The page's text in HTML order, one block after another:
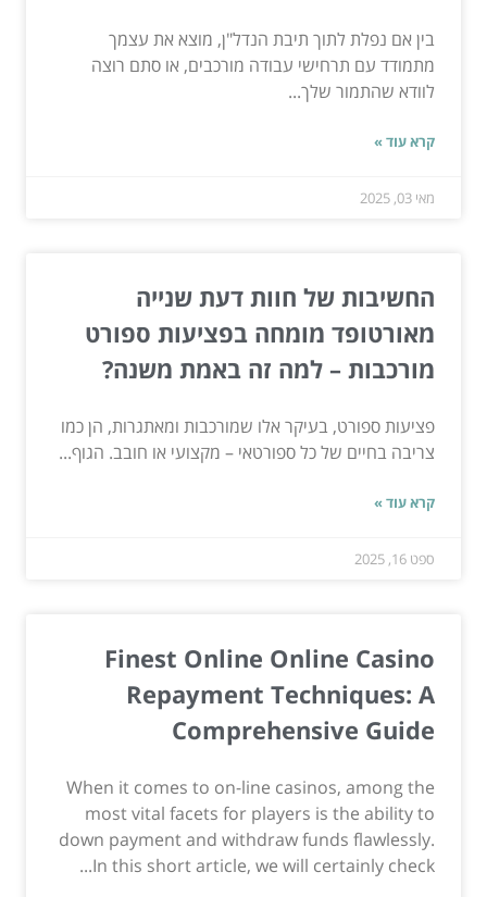
בין אם נפלת לתוך תיבת הנדל"ן, מוצא את עצמך
מתמודד עם תרחישי עבודה מורכבים, או סתם רוצה
לוודא שהתמור שלך...
קרא עוד »
מאי 03, 2025
החשיבות של חוות דעת שנייה
מאורטופד מומחה בפציעות ספורט
מורכבות – למה זה באמת משנה?
פציעות ספורט, בעיקר אלו שמורכבות ומאתגרות, הן כמו
צריבה בחיים של כל ספורטאי – מקצועי או חובב. הגוף...
קרא עוד »
ספט 16, 2025
Finest Online Online Casino
Repayment Techniques: A
Comprehensive Guide
When it comes to on-line casinos, among the
most vital facets for players is the ability to
down payment and withdraw funds flawlessly.
In this short article, we will certainly check...